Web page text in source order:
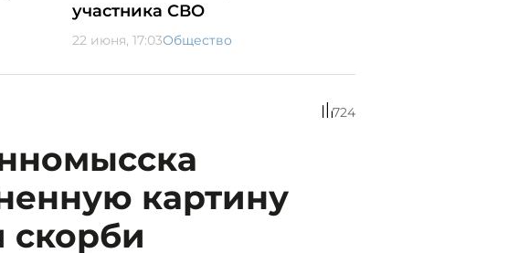
участника СВО
22 июня, 17:03Общество
724
картину